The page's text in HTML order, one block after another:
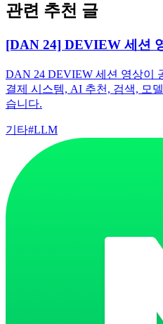
관련 추천 글
[DAN 24] DEVIEW 세션
DAN 24 DEVIEW 세션 영상이
결제 시스템, AI 추천, 검색, 모
습니다.
기타#LLM